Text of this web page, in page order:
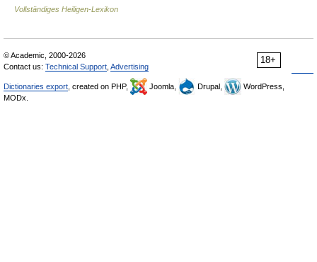
Vollständiges Heiligen-Lexikon
18+
© Academic, 2000-2026
Contact us: Technical Support Advertising
Dictionaries export , created on PHP, Joomla, Drupal,
WordPress,
MODx.